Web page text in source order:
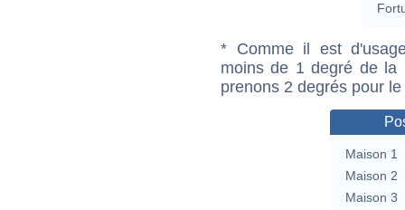
* Comme il est
moins de 1 degré de la
prenons 2 degrés pour
Maison 1
Maison 2
Maison 3